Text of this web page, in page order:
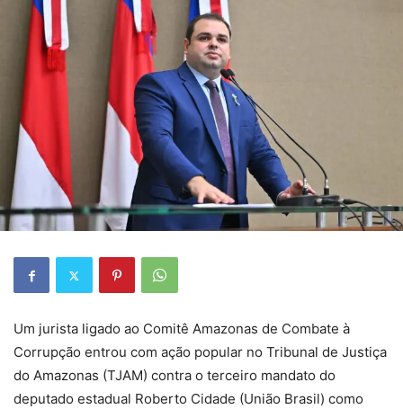
Um jurista ligado ao Comitê Amazonas de Combate à
Corrupção entrou com ação popular no Tribunal de Justiça
do Amazonas (TJAM) contra o terceiro mandato do
deputado estadual Roberto Cidade (União Brasil) como